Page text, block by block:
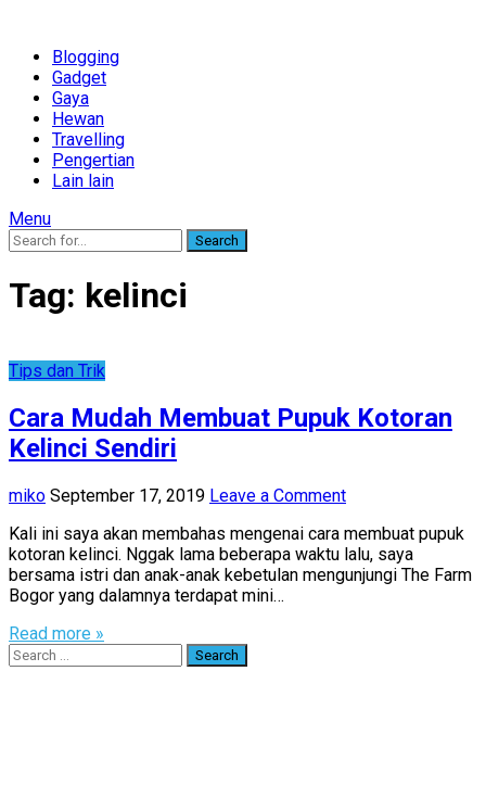
Blogging
Gadget
Gaya
Hewan
Travelling
Pengertian
Lain lain
Menu
Search
Tag: kelinci
Tips dan Trik
Cara Mudah Membuat Pupuk Kotoran
Kelinci Sendiri
miko September 17, 2019 Leave a Comment
Kali ini saya akan membahas mengenai cara membuat pupuk
kotoran kelinci. Nggak lama beberapa waktu lalu, saya
bersama istri dan anak-anak kebetulan mengunjungi The Farm
Bogor yang dalamnya terdapat mini…
Read more »
Search
for: